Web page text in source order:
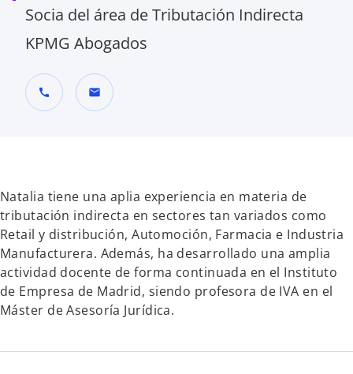
Socia del área de Tributación Indirecta
KPMG Abogados
call mail
Natalia tiene una aplia experiencia en materia de
tributación indirecta en sectores tan variados como
Retail y distribución, Automoción, Farmacia e Industria
Manufacturera. Además, ha desarrollado una amplia
actividad docente de forma continuada en el Instituto
de Empresa de Madrid, siendo profesora de IVA en el
Máster de Asesoría Jurídica.